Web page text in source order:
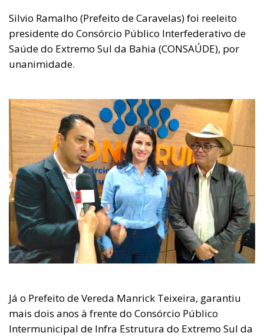
Silvio Ramalho (Prefeito de Caravelas) foi reeleito
presidente do Consórcio Público Interfederativo de
Saúde do Extremo Sul da Bahia (CONSAÚDE), por
unanimidade.
Já o Prefeito de Vereda Manrick Teixeira, garantiu
mais dois anos à frente do Consórcio Público
Intermunicipal de Infra Estrutura do Extremo Sul da